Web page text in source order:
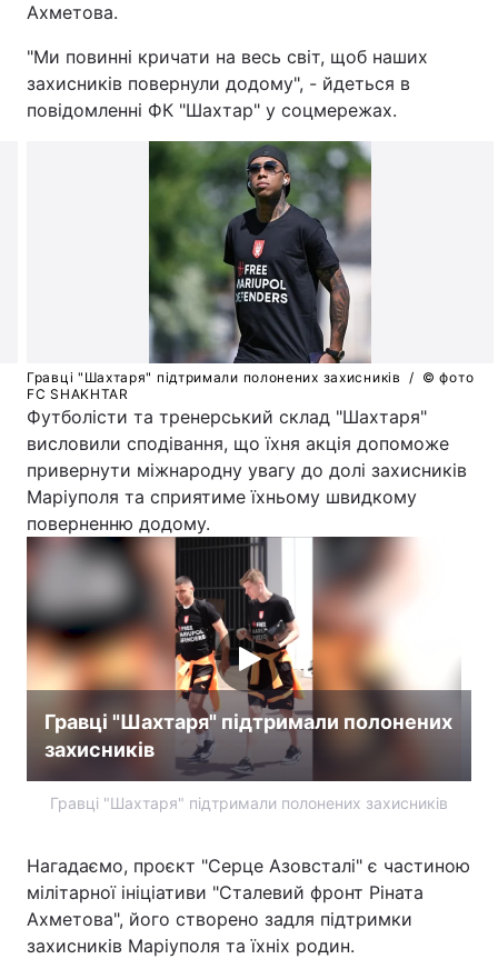
Спорт
Техно і зв'язок Лайт
Зброя Інциденти
Туризм
Погода
Регіони
Відео з Youtube Статті
Інтерв'ю Думки
Архів Вакансії
Контакти
Послуги
Тема оформлення
Ахметова.
"Ми повинні кричати на весь світ, щоб наших
захисників повернули додому", - йдеться в
повідомленні ФК "Шахтар" у соцмережах.
Гравці "Шахтаря" підтримали полонених захисників / © фото
FC SHAKHTAR
Футболісти та тренерський склад "Шахтаря"
висловили сподівання, що їхня акція допоможе
привернути міжнародну увагу до долі захисників
Маріуполя та сприятиме їхньому швидкому
поверненню додому.
Гравці "Шахтаря" підтримали полонених
захисників
Гравці "Шахтаря" підтримали полонених захисників
Нагадаємо, проєкт "Серце Азовсталі" є частиною
мілітарної ініціативи "Сталевий фронт Ріната
Ахметова", його створено задля підтримки
захисників Маріуполя та їхніх родин.